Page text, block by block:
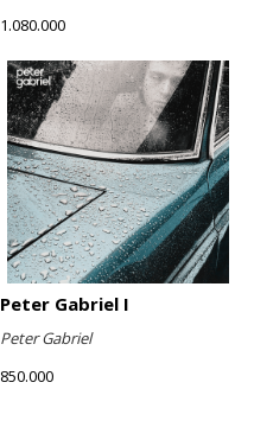
1.080.000
Peter Gabriel I
Peter Gabriel
850.000